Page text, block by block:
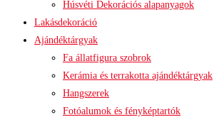
Húsvéti Dekorációs alapanyagok
Lakásdekoráció
Ajándéktárgyak
Fa állatfigura szobrok
Kerámia és terrakotta ajándéktárgyak
Hangszerek
Fotóalumok és fényképtartók